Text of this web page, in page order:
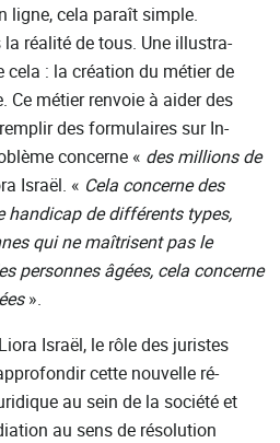
ligne, cela paraît simple.
la réalité de tous. Une illustra-
: la création du métier de
Ce métier renvoie à aider des
des formulaires sur In-
concerne « des millions de
Israël. « Cela concerne des
handicap de différents types,
qui ne maîtrisent pas le
personnes âgées, cela concerne
».
Israël, le rôle des juristes
cette nouvelle ré-
au sein de la société et
au sens de résolution